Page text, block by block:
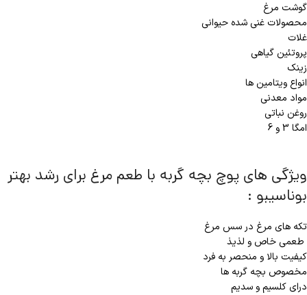
گوشت مرغ
محصولات غنی شده حیوانی
غلات
پروتئین گیاهی
زینک
انواع ویتامین ها
مواد معدنی
روغن نباتی
امگا 3 و 6
ویژگی های پوچ بچه گربه با طعم مرغ برای رشد بهتر
بوناسیبو :
تکه های مرغ در سس مرغ
طعمی خاص و لذیذ
کیفیت بالا و منحصر به فرد
مخصوص بچه گربه ها
درای کلسیم و سدیم